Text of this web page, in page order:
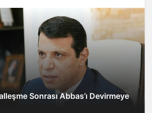
Sonrası Abbas’ı Devirmeye